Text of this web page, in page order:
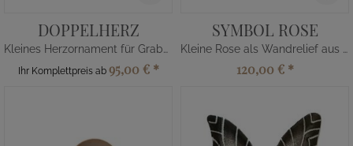
DOPPELHERZ
Kleines Herzornament für Grabsteine
Ihr Komplettpreis ab 95,00 € *
SYMBOL ROSE
Kleine Rose als Wandrelief aus Metall
120,00 € *